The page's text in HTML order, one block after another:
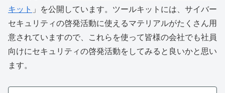
キット 」を公開しています。ツールキットには、サイバー
セキュリティの啓発活動に使えるマテリアルがたくさん用
意されていますので、これらを使って皆様の会社でも社員
向けにセキュリティの啓発活動をしてみると良いかと思い
ます。